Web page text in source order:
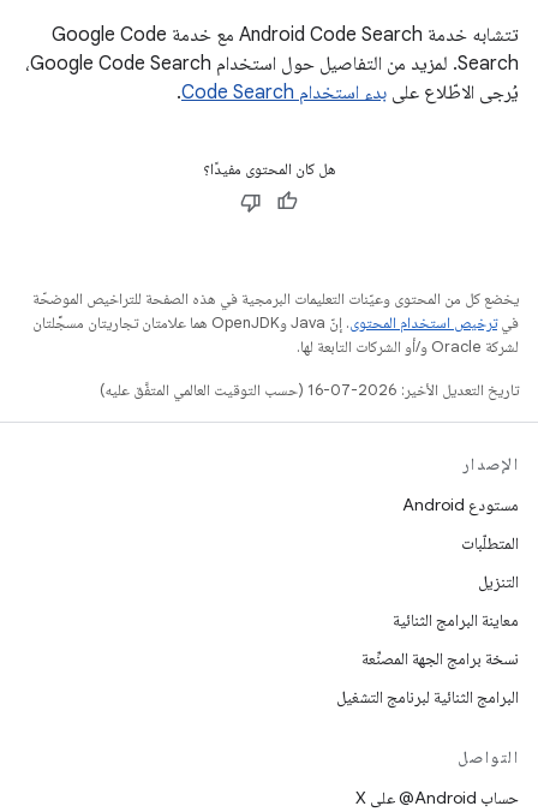
تتشابه خدمة Android Code Search مع خدمة Google Code
Search. لمزيد من التفاصيل حول استخدام Google Code Search،
يُرجى الاطّلاع على بدء استخدام Code Search .
هل كان المحتوى مفيدًا؟
يخضع كل من المحتوى وعيّنات التعليمات البرمجية في هذه الصفحة للتراخيص الموضحّة
فيترخيص استخدام المحتوى
. إنّ Java وOpenJDK هما علامتان تجاريتان مسجَّلتان
لشركة Oracle و/أو الشركات التابعة لها.
تاريخ التعديل الأخير: 2026-07-16 (حسب التوقيت العالمي المتفَّق عليه)
الإصدار
مستودع Android
المتطلّبات
التنزيل
معاينة البرامج الثنائية
نسخة برامج الجهة المصنِّعة
البرامج الثنائية لبرنامج التشغيل
التواصل
حساب ‎@Android على X